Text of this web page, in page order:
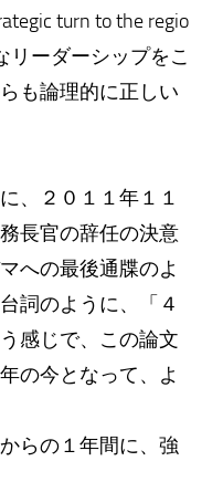
turn to the regio
リーダーシップをこ
も論理的に正しい
、２０１１年１１
長官の辞任の決意
への最後通牒のよ
詞のように、「４
感じで、この論文
の今となって、よ
らの１年間に、強